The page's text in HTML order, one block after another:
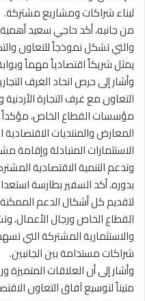
لبناء شراكات ومشاريع مشتركة.
من جانبه، أكد حاجي سعيد أهمية
والتي تشكل نموذجاً للتعاون
يمثل شريكاً اقتصادياً مهماً
وأشار إلى حرص اتحاد الغرف
التعاون مع غرف التجارة
مؤسسات القطاع الخاص، مؤكداً
المعارض والمنتديات
الاستثمارات المتبادلة وإقامة
وتدعم التنمية الاقتصادية
بدوره، أكد السفير بطارسة
لتقديم كل أشكال الدعم
القطاع الخاص ورجال الأعمال،
والاستثمارية المشتركة التي
شراكات مستدامة بين الجانبين.
وأشار إلى أن العلاقات
متيناً لتوسيع آفاق التعاون